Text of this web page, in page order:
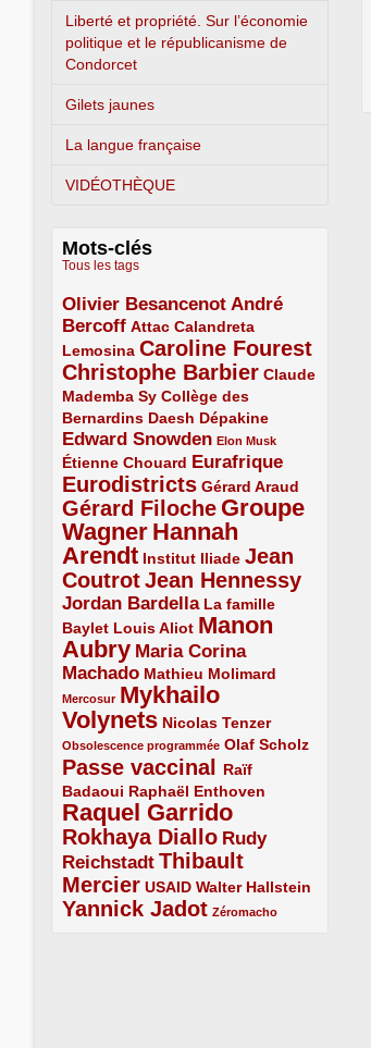
Liberté et propriété. Sur l’économie
politique et le républicanisme de
Condorcet
Gilets jaunes
La langue française
VIDÉOTHÈQUE
Mots-clés
Tous les tags
Olivier Besancenot
3/5
André
Bercoff
3/5 Attac
2/5
Calandreta
Lemosina
2/5 Caroline Fourest
4/5
Christophe Barbier
4/5
Claude
Mademba Sy
2/5
Collège des
Bernardins
2/5 Daesh
2/5 Dépakine
2/5
Edward Snowden
3/5 Elon Musk
1/5
Étienne Chouard
2/5 Eurafrique
3/5
Eurodistricts
4/5 Gérard Araud
2/5
Gérard Filoche
4/5
Groupe
Wagner
5/5
Hannah
Arendt
5/5 Institut Iliade
2/5
Jean
Coutrot
4/5 Jean Hennessy
4/5
Jordan Bardella
3/5
La famille
Baylet
2/5 Louis Aliot
2/5
Manon
Aubry
5/5
Maria Corina
Machado
3/5 Mathieu Molimard
2/5
Mercosur
1/5
Mykhailo
Volynets
5/5 Nicolas Tenzer
2/5
Obsolescence programmée
1/5 Olaf Scholz
2/5
Passe vaccinal
4/5
Raïf
Badaoui
2/5 Raphaël Enthoven
2/5
Raquel Garrido
5/5
Rokhaya Diallo
4/5
Rudy
Reichstadt
3/5
Thibault
Mercier
4/5 USAID
2/5 Walter Hallstein
2/5
Yannick Jadot
4/5 Zéromacho
1/5